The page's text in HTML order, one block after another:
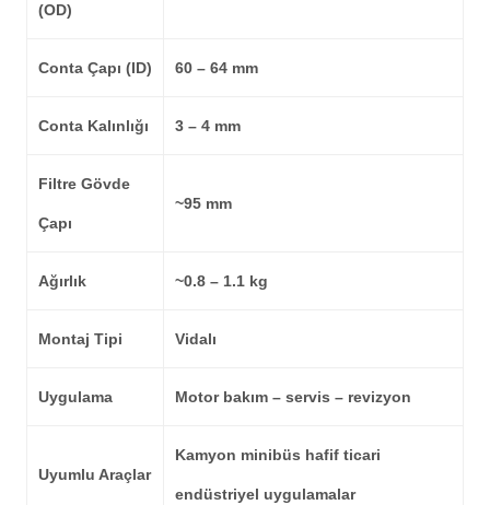
(OD)
Conta Çapı (ID) 60 – 64 mm
Conta Kalınlığı 3 – 4 mm
Filtre Gövde
Çapı
~95 mm
Ağırlık ~0.8 – 1.1 kg
Montaj Tipi Vidalı
Uygulama Motor bakım – servis – revizyon
Uyumlu Araçlar
Kamyon minibüs hafif ticari
endüstriyel uygulamalar